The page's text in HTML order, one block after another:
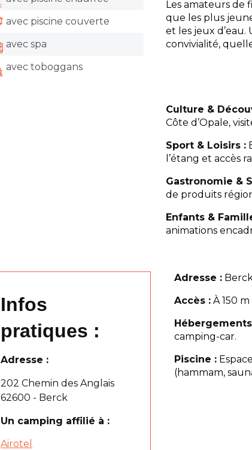
avec piscine couverte
avec spa
avec toboggans
Les amateurs de
que les plus
et les jeux
convivialité,
Culture &
Côte d’Opale,
Sport & Loisirs :
l’étang et accès
Gastronomie &
de produits
Enfants &
animations
Infos
pratiques :
Adresse :
202 Chemin des Anglais
62600 - Berck
Un camping affilié à :
Airotel
Adresse :
Accès :À 150
camping-car.
Piscine :
(hammam,